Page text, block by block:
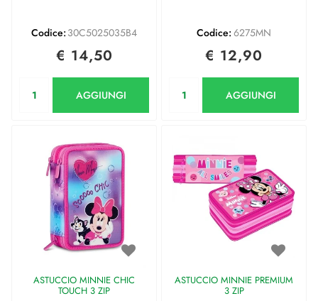
Codice: 30C5025035B4
€ 14,50
AGGIUNGI
Codice: 6275MN
€ 12,90
AGGIUNGI
ASTUCCIO MINNIE CHIC
TOUCH 3 ZIP
ASTUCCIO MINNIE PREMIUM
3 ZIP